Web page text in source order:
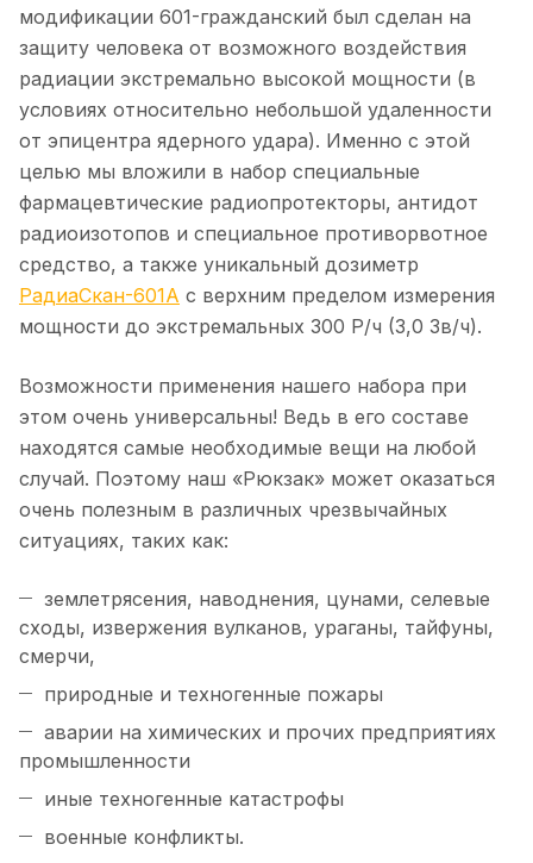
модификации 601-гражданский был сделан на
защиту человека от возможного воздействия
радиации экстремально высокой мощности (в
условиях относительно небольшой удаленности
от эпицентра ядерного удара). Именно с этой
целью мы вложили в набор специальные
фармацевтические радиопротекторы, антидот
радиоизотопов и специальное противорвотное
средство, а также уникальный дозиметр
РадиаСкан-601А с верхним пределом измерения
мощности до экстремальных 300 Р/ч (3,0 Зв/ч).
Возможности применения нашего набора при
этом очень универсальны! Ведь в его составе
находятся самые необходимые вещи на любой
случай. Поэтому наш «Рюкзак» может оказаться
очень полезным в различных чрезвычайных
ситуациях, таких как:
землетрясения, наводнения, цунами, селевые
сходы, извержения вулканов, ураганы, тайфуны,
смерчи,
природные и техногенные пожары
аварии на химических и прочих предприятиях
промышленности
иные техногенные катастрофы
военные конфликты.